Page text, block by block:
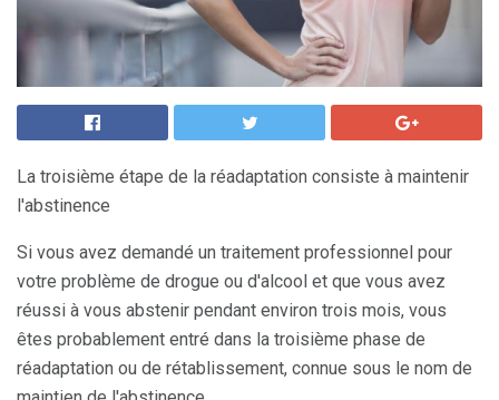
La troisième étape de la réadaptation consiste à maintenir
l'abstinence
Si vous avez demandé un traitement professionnel pour
votre problème de drogue ou d'alcool et que vous avez
réussi à vous abstenir pendant environ trois mois, vous
êtes probablement entré dans la troisième phase de
réadaptation ou de rétablissement, connue sous le nom de